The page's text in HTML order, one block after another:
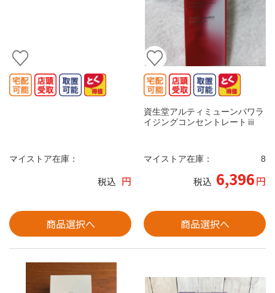
マイストア在庫：
税込 円
商品選択へ
資生堂アルティミューンパワラ
イジングコンセントレートⅲ
マイストア在庫： 8
税込 6,396円
商品選択へ